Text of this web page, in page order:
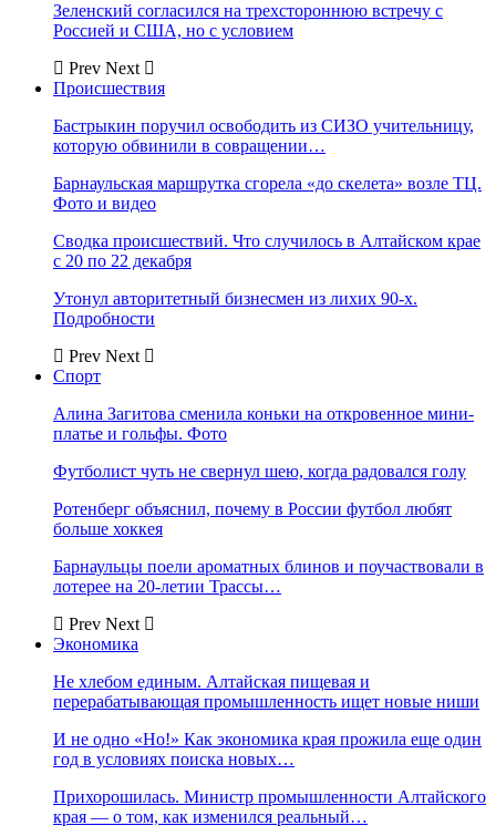
Зеленский согласился на трехстороннюю встречу с
Россией и США, но с условием
Prev Next
Происшествия
Бастрыкин поручил освободить из СИЗО учительницу,
которую обвинили в совращении…
Барнаульская маршрутка сгорела «до скелета» возле ТЦ.
Фото и видео
Сводка происшествий. Что случилось в Алтайском крае
с 20 по 22 декабря
Утонул авторитетный бизнесмен из лихих 90-х.
Подробности
Prev Next
Спорт
Алина Загитова сменила коньки на откровенное мини-
платье и гольфы. Фото
Футболист чуть не свернул шею, когда радовался голу
Ротенберг объяснил, почему в России футбол любят
больше хоккея
Барнаульцы поели ароматных блинов и поучаствовали в
лотерее на 20-летии Трассы…
Prev Next
Экономика
Не хлебом единым. Алтайская пищевая и
перерабатывающая промышленность ищет новые ниши
И не одно «Но!» Как экономика края прожила еще один
год в условиях поиска новых…
Прихорошилась. Министр промышленности Алтайского
края — о том, как изменился реальный…